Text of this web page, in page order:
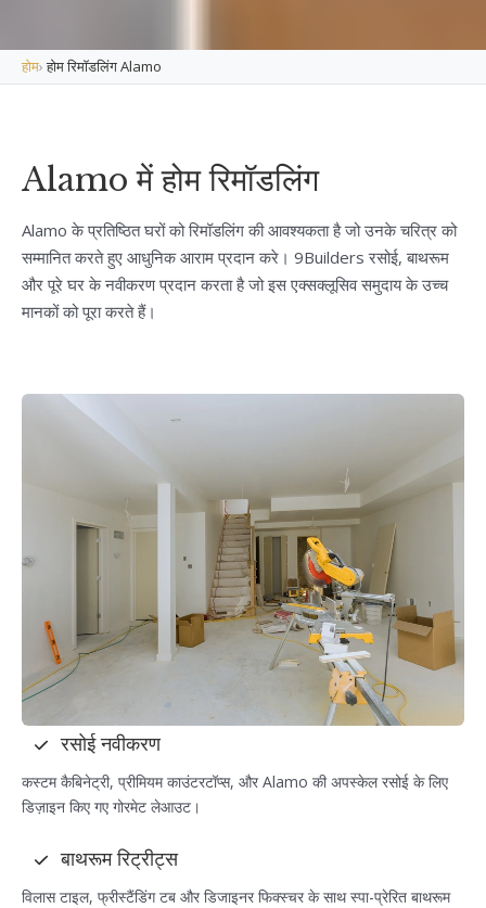
होम›होम रिमॉडलिंग Alamo
Alamo में होम रिमॉडलिंग
Alamo के प्रतिष्ठित घरों को रिमॉडलिंग की आवश्यकता है जो उनके चरित्र को
सम्मानित करते हुए आधुनिक आराम प्रदान करे। 9Builders रसोई, बाथरूम
और पूरे घर के नवीकरण प्रदान करता है जो इस एक्सक्लूसिव समुदाय के उच्च
मानकों को पूरा करते हैं।
रसोई नवीकरण
कस्टम कैबिनेट्री, प्रीमियम काउंटरटॉप्स, और Alamo की अपस्केल रसोई के लिए
डिज़ाइन किए गए गोरमेट लेआउट।
बाथरूम रिट्रीट्स
विलास टाइल, फ्रीस्टैंडिंग टब और डिजाइनर फिक्स्चर के साथ स्पा-प्रेरित बाथरूम